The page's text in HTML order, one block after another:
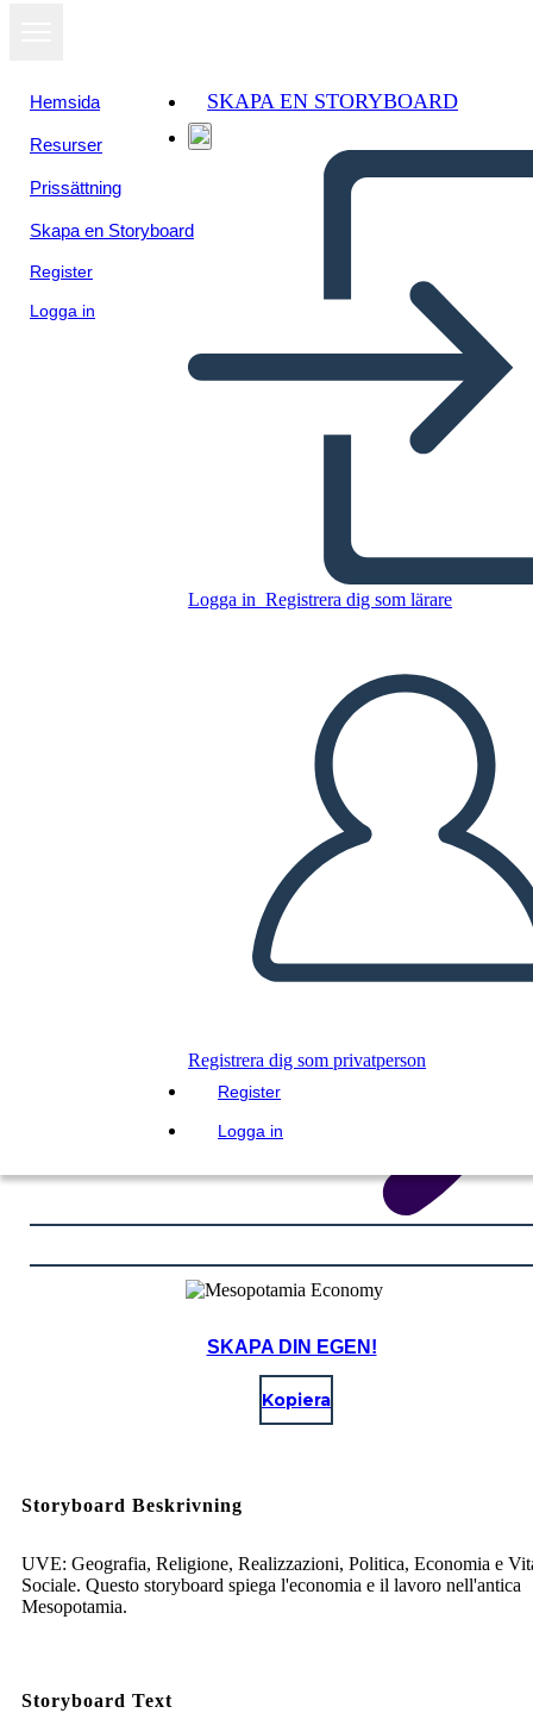
Hemsida
Resurser
Prissättning
Skapa en Storyboard
Register
Logga in
SKAPA EN STORYBOARD
Logga in Registrera dig som lärare
Registrera dig som privatperson
Register
Logga in
Kopiera denna storyboard
SPELA UPP BILDSPEL
LÄS FÖR MIG
SKAPA DIN EGEN!
Kopiera
Storyboard Beskrivning
UVE: Geografia, Religione, Realizzazioni, Politica, Economia e
Sociale. Questo storyboard spiega l'economia e il lavoro nell'antica
Mesopotamia.
Storyboard Text